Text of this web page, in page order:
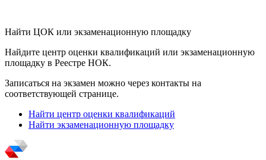
Найти ЦОК или экзаменационную площадку
Найдите центр оценки квалификаций или экзаменационную
площадку в Реестре НОК.
Записаться на экзамен можно через контакты на
соответствующей странице.
Найти центр оценки квалификаций
Найти экзаменационную площадку